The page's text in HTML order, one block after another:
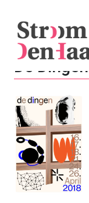
De Dingen